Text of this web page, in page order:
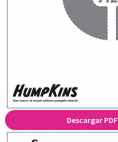
Descargar PDF